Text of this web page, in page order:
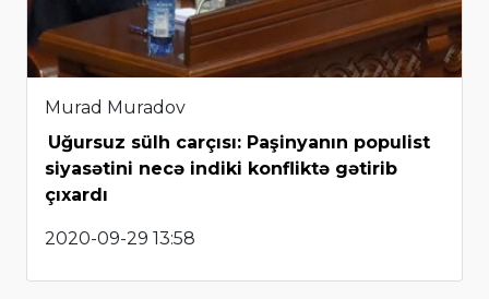
Murad Muradov
Uğursuz sülh carçısı: Paşinyanın populist
siyasətini necə indiki konfliktə gətirib
çıxardı
2020-09-29 13:58